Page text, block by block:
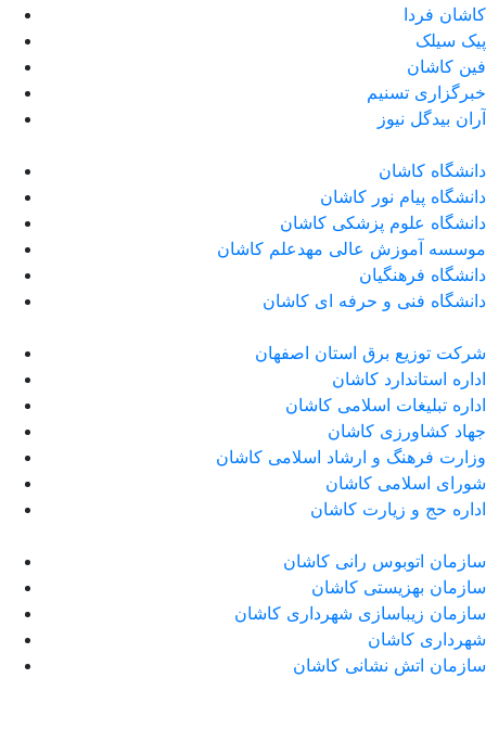
کاشان فردا
پیک سیلک
فین کاشان
خبرگزاری تسنیم
آران بیدگل نیوز
دانشگاه کاشان
دانشگاه پیام نور کاشان
دانشگاه علوم پزشکی کاشان
موسسه آموزش عالی مهدعلم کاشان
دانشگاه فرهنگیان
دانشگاه فنی و حرفه ای کاشان
شرکت توزیع برق استان اصفهان
اداره استاندارد كاشان
اداره تبلیغات اسلامی کاشان
جهاد کشاورزی کاشان
وزارت فرهنگ و ارشاد اسلامی کاشان
شورای اسلامی کاشان
اداره حج و زیارت کاشان
سازمان اتوبوس رانی کاشان
سازمان بهزیستی کاشان
سازمان زیباسازی شهرداری کاشان
شهرداری کاشان
سازمان اتش نشانی کاشان